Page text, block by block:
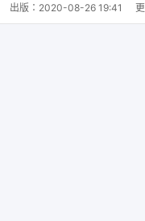
出版： 2020-08-26 19:41